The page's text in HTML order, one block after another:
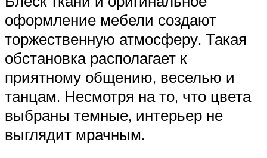
оформление мебели создают
торжественную атмосферу. Такая
обстановка располагает к
приятному общению, веселью и
танцам. Несмотря на то, что цвета
выбраны темные, интерьер не
выглядит мрачным.